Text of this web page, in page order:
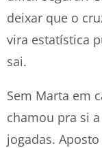
deixar que o
vira estatística
sai.
Sem Marta em
chamou pra si
jogadas.